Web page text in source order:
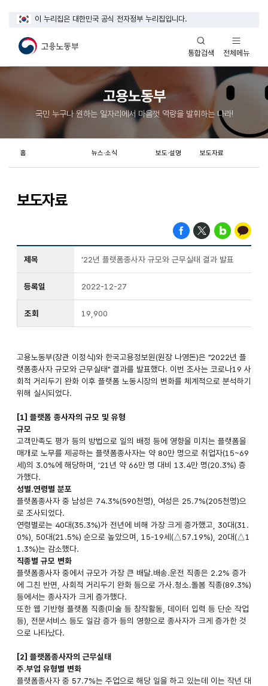
이 누리집은 대한민국 공식 전자정부 누리집입니다.
통합검색
열기
전체메뉴
열기
고용노동부
국민 누구나 원하는 일자리에서 마음껏 역량을 발휘하는 나라!
보도자료
홈 뉴스·소식 보도·설명 보도자료
제목 ’22년 플랫폼종사자 규모와 근무실태 결과 발표
등록일 2022-12-27
조회 19,900
고용노동부(장관 이정식)와 한국고용정보원(원장 나영돈)은 "2022년 플
랫폼종사자 규모와 근무실태" 결과를 발표했다. 이번 조사는 코로나19 사
회적 거리두기 완화 이후 플랫폼 노동시장의 변화를 체계적으로 분석하기
위해 실시되었다.
[1] 플랫폼 종사자의 규모 및 유형
규모
고객만족도 평가 등의 방법으로 일의 배정 등에 영향을 미치는 플랫폼을
매개로 노무를 제공하는 플랫폼종사자는 약 80만 명으로 취업자(15~69
세)의 3.0%에 해당하며, ’21년 약 66만 명 대비 13.4만 명(20.3%) 증
가했다.
성별.연령별 분포
플랫폼종사자 중 남성은 74.3%(590천명), 여성은 25.7%(205천명)으
로 조사되었다.
연령별로는 40대(35.3%)가 전년에 비해 가장 크게 증가했고, 30대(31.
0%), 50대(21.5%) 순으로 높았으며, 15-19세(△57.19%), 20대(△1
1.3%)는 감소했다.
직종별 규모 변화
플랫폼종사자 중에서 규모가 가장 큰 배달.배송.운전 직종은 2.2% 증가
에 그친 반면, 사회적 거리두기 완화 등으로 가사.청소.돌봄 직종(89.3%)
등에서는 종사자가 크게 증가했다.
또한 웹 기반형 플랫폼 직종(미술 등 창작활동, 데이터 입력 등 단순 작업
등), 전문서비스 등도 일감 증가 등의 영향으로 종사자가 크게 증가한 것
으로 나타났다.
[2] 플랫폼종사자의 근무실태
주.부업 유형별 변화
플랫폼종사자 중 57.7%는 주업으로 해당 일을 하고 있는데 이는 작년 대